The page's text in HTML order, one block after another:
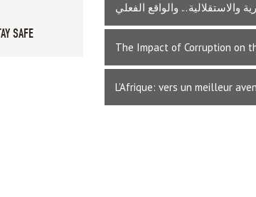
SAFE
والاستقلالية... والواقع الفعلي
The Impact of Corruption on
L’Afrique: vers un meilleur